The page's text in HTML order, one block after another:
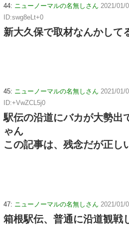
44: ニューノーマルの名無しさん 2021/01/
ID:swg8eLt+0
新大久保で取材なんかして
45: ニューノーマルの名無しさん 2021/01/
ID:+VwZCL5j0
駅伝の沿道にバカが大勢出
ゃん
この記事は、残念だが正し
47: ニューノーマルの名無しさん 2021/01/
箱根駅伝、普通に沿道観戦